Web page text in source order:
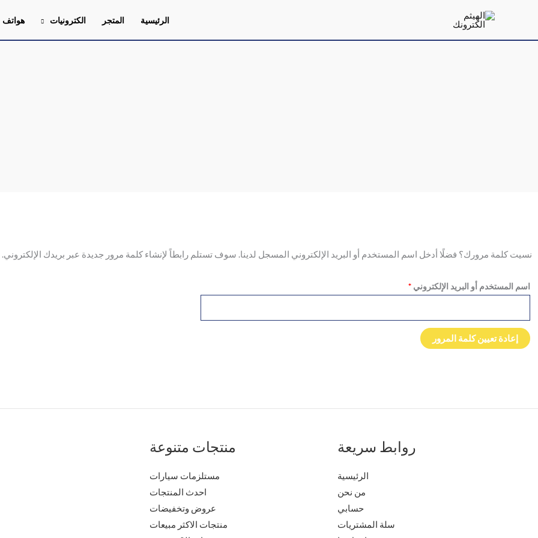
المحتوى
الرئيسية المتجر الكترونيات هواتف
نسيت كلمة مرورك؟ فضلًا أدخل اسم المستخدم أو البريد الإلكتروني المسجل لدينا. سوف تستلم رابطاً لإنشاء كلمة مرور جديدة عبر بريدك الإلكتروني.
اسم المستخدم أو البريد الإلكتروني *
مطلوبة
إعادة تعيين كلمة المرور
روابط سريعة
الرئيسية
من نحن
حسابي
سلة المشتريات
منتجات متنوعة
مستلزمات سيارات
احدث المنتجات
عروض وتخفيضات
منتجات الاكثر مبيعات